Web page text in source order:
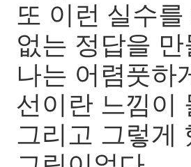
또 이런 실수
없는 정답을
나는 어렴풋하
선이란 느낌이
그리고 그렇게